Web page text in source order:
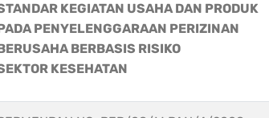
KEGIATAN USAHA DAN PRODUK
PENYELENGGARAAN PERIZINAN
BERBASIS RISIKO
KESEHATAN